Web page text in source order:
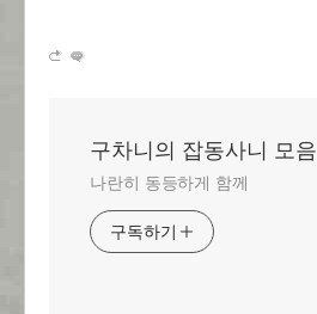
구차니의 잡동사니 모음
나란히 동등하게 함께
구독하기